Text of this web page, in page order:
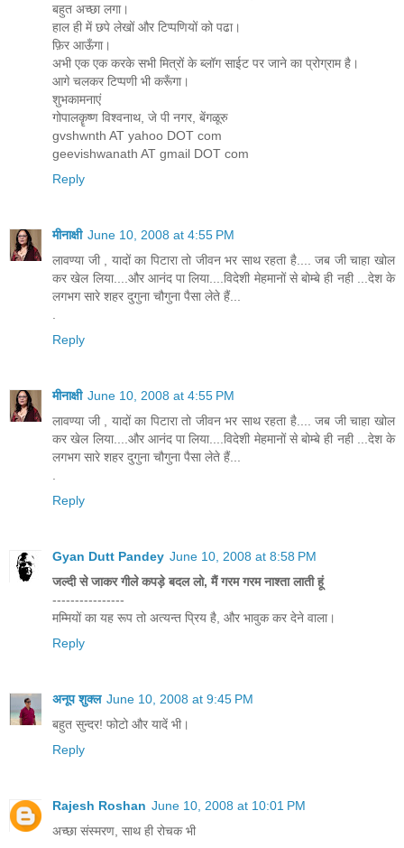
बहुत अच्छा लगा।
हाल ही में छपे लेखों और टिप्पणियों को पढा।
फ़िर आऊँगा।
अभी एक एक करके सभी मित्रों के ब्लॉग साईट पर जाने का प्रोग्राम है।
आगे चलकर टिप्पणी भी करूँगा।
शुभकामनाएं
गोपालकॄष्ण विश्वनाथ, जे पी नगर, बेंगळूरु
gvshwnth AT yahoo DOT com
geevishwanath AT gmail DOT com
Reply
मीनाक्षी June 10, 2008 at 4:55 PM
लावण्या जी , यादों का पिटारा तो जीवन भर साथ रहता है.... जब जी चाहा खोल
कर खेल लिया....और आनंद पा लिया....विदेशी मेहमानों से बोम्बे ही नही ...देश के
लगभग सारे शहर दुगुना चौगुना पैसा लेते हैं...
Reply
मीनाक्षी June 10, 2008 at 4:55 PM
लावण्या जी , यादों का पिटारा तो जीवन भर साथ रहता है.... जब जी चाहा खोल
कर खेल लिया....और आनंद पा लिया....विदेशी मेहमानों से बोम्बे ही नही ...देश के
लगभग सारे शहर दुगुना चौगुना पैसा लेते हैं...
Reply
Gyan Dutt Pandey June 10, 2008 at 8:58 PM
जल्दी से जाकर गीले कपड़े बदल लो, मैं गरम गरम नाश्ता लाती हूं
----------------
मम्मियों का यह रूप तो अत्यन्त प्रिय है, और भावुक कर देने वाला।
Reply
अनूप शुक्ल June 10, 2008 at 9:45 PM
बहुत सुन्दर! फोटो और यादें भी।
Reply
Rajesh Roshan June 10, 2008 at 10:01 PM
अच्छा संस्मरण, साथ ही रोचक भी